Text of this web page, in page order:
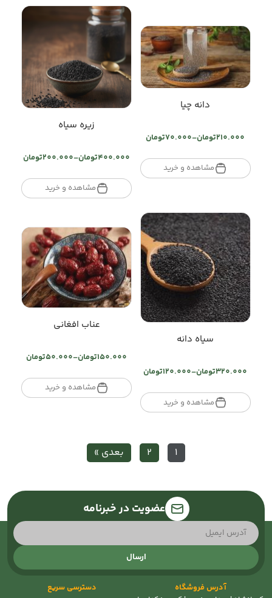
دانه چیا
تومان210.000
– تومان70.000
Price
تومان70.000
through
مشاهده و خرید
زیره سیاه
تومان400.000
– تومان200.000
Price
تومان200.000
through
مشاهده و خرید
سیاه دانه
تومان320.000
– تومان120.000
Price
تومان120.000
through
مشاهده و خرید
عناب افغانی
تومان150.000
– تومان50.000
Price
تومان50.000
through
مشاهده و خرید
1
2 بعدی »
عضویت در خبرنامه
ارسال
آدرس فروشگاه
دسترسی سریع